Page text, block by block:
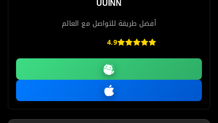
أفضل طريقة للتواصل مع العالم
4.9